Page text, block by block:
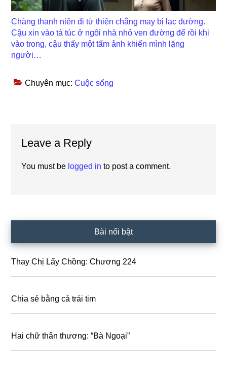
Chàng thanh niên đi từ thiện chẳng may bị lạc đường.
Cậu xin vào tá túc ở ngôi nhà nhỏ ven đường để rồi khi
vào trong, cậu thấy một tấm ảnh khiến mình lặng
người…
Chuyên mục:Cuộc sống
Interactions
Leave a Reply
You must be logged in to post a comment.
Sidebar
Bài nổi bật
Thay Chị Lấy Chồng: Chương 224
Chia sẻ bằng cả trái tim
Hai chữ thân thương: “Bà Ngoại”